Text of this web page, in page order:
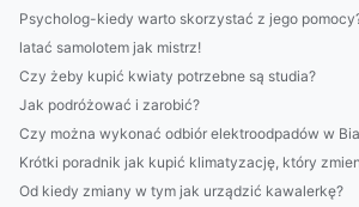
Psycholog-kiedy warto skorzystać z jego
latać samolotem jak mistrz!
Czy żeby kupić kwiaty potrzebne są studia?
Jak podróżować i zarobić?
Czy można wykonać odbiór elektroodpadów w
Krótki poradnik jak kupić klimatyzację, który
Od kiedy zmiany w tym jak urządzić kawalerkę?